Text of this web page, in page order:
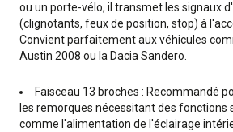
ou un porte-vélo, il transmet les signaux
(clignotants, feux de position, stop) à
Convient parfaitement aux véhicules
Austin 2008 ou la Dacia Sandero.
Faisceau 13 broches : Recommandé
les remorques nécessitant des fonctions
comme l'alimentation de l'éclairage